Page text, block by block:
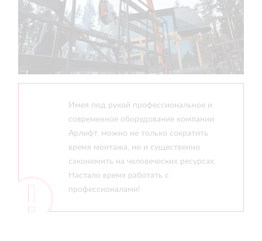
Имея под рукой профессиональное и
современное оборудование компании
Арлифт, можно не только сократить
время монтажа, но и существенно
сэкономить на человеческих ресурсах.
Настало время работать с
профессионалами!